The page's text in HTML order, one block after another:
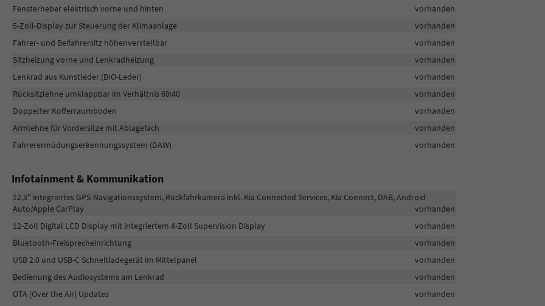
Fensterheber elektrisch vorne und hinten
vorhanden
5-Zoll-Display zur Steuerung der Klimaanlage
vorhanden
Fahrer- und Beifahrersitz höhenverstellbar
vorhanden
Sitzheizung vorne und Lenkradheizung
vorhanden
Lenkrad aus Kunstleder (BIO-Leder)
vorhanden
Rücksitzlehne umklappbar im Verhältnis 60:40
vorhanden
Doppelter Kofferraumboden
vorhanden
Armlehne für Vordersitze mit Ablagefach
vorhanden
Fahrerermüdungserkennungssystem (DAW)
vorhanden
Infotainment & Kommunikation
12,3" integriertes GPS-Navigationssystem, Rückfahrkamera inkl. Kia Connected Services, Kia Connect, DAB, Android
Auto/Apple CarPlay
vorhanden
12-Zoll Digital LCD Display mit integriertem 4-Zoll Supervision Display
vorhanden
Bluetooth-Freisprecheinrichtung
vorhanden
USB 2.0 und USB-C Schnellladegerät im Mittelpanel
vorhanden
Bedienung des Audiosystems am Lenkrad
vorhanden
OTA (Over the Air) Updates
vorhanden